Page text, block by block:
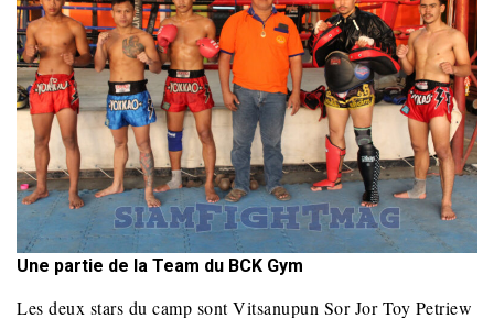
Une partie de la Team du BCK Gym
Les deux stars du camp sont Vitsanupun Sor Jor Toy Petriew